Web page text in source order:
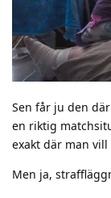
Sen får ju den
en riktig
exakt där man
Men ja,